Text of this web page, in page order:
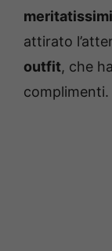
attirato
outfit, che
complimenti.